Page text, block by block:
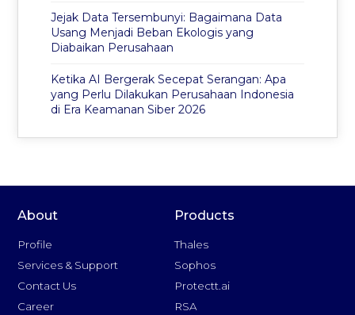
Jejak Data Tersembunyi: Bagaimana Data
Usang Menjadi Beban Ekologis yang
Diabaikan Perusahaan
Ketika AI Bergerak Secepat Serangan: Apa
yang Perlu Dilakukan Perusahaan Indonesia
di Era Keamanan Siber 2026
About
Profile
Services & Support
Contact Us
Career
Products
Thales
Sophos
Protectt.ai
RSA